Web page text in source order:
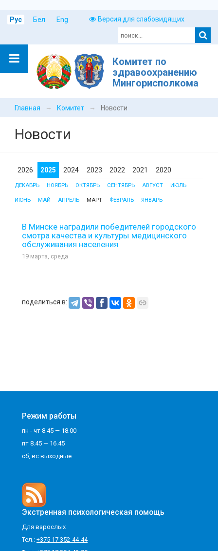
Рус Бел Eng Версия для слабовидящих
Комитет по
здравоохранению
Мингорисполкома
Главная → Комитет → Новости
Новости
2026 2025 2024 2023 2022 2021 2020
ДЕКАБРЬ НОЯБРЬ ОКТЯБРЬ СЕНТЯБРЬ АВГУСТ ИЮЛЬ
ИЮНЬ МАЙ АПРЕЛЬ МАРТ ФЕВРАЛЬ ЯНВАРЬ
В Минске наградили победителей городского
смотра качества и культуры медицинского
обслуживания населения
19 марта, среда
поделиться в:
Режим работы
пн - чт 8.45 — 18.00
пт 8.45 — 16.45
сб, вс выходные
Экстренная психологическая помощь
Для взрослых
Тел.: +375 17 352-44-44